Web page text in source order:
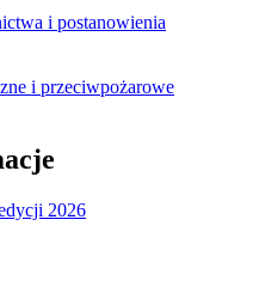
i postanowienia
i przeciwpożarowe
2026